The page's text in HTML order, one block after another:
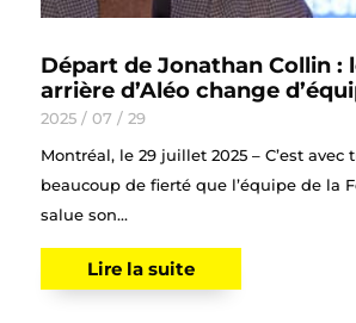
Départ de Jonathan Collin :
arrière d’Aléo change
2025 / 07 / 29
Montréal, le 29 juillet 2025 – C’est avec
beaucoup de fierté que l’équipe de la
salue son...
Lire la suite